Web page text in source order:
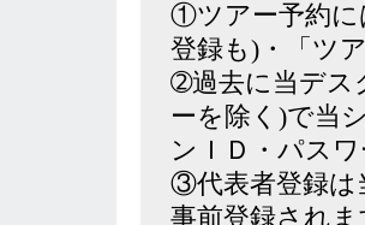
①ツアー予約に
登録も)・「ツ
➁過去に当デス
ーを除く)で当
ンＩＤ・パス
③代表者登録は
事前登録され